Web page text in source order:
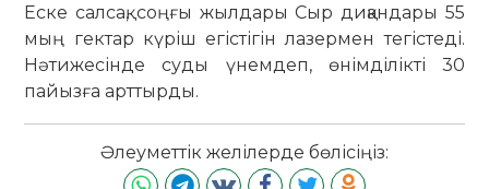
Еске салсақ, соңғы жылдары Сыр диқандары 55
мың гектар күріш егістігін лазермен тегістеді.
Нәтижесінде суды үнемдеп, өнімділікті 30
пайызға арттырды.
Әлеуметтік желілерде бөлісіңіз: